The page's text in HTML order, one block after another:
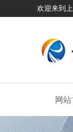
欢迎来到
网